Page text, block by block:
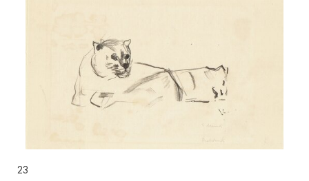
23